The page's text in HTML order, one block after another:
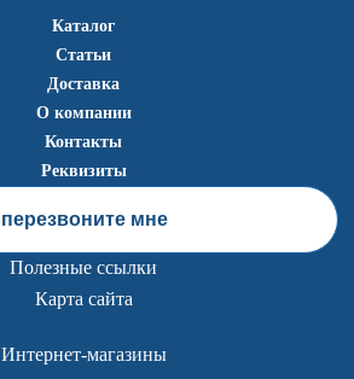
Каталог
Статьи
Доставка
О компании
Контакты
Реквизиты
перезвоните мне
Полезные ссылки
Карта сайта
Интернет-магазины